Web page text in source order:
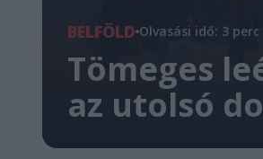
BELFÖLD Olvasási idő: 3 perc
Tömeges
az utolsó